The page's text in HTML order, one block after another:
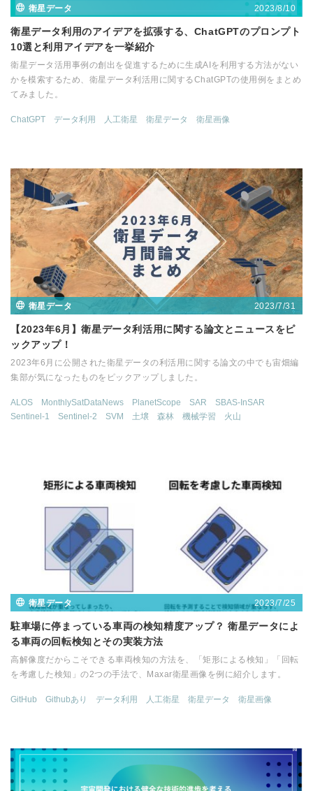
衛星データ 2023/8/10
衛星データ利用のアイデアを拡張する、ChatGPTのプロンプト
10選と利用アイデアを一挙紹介
衛星データ活用事例の創出を促進するために生成AIを利用する方法がない
かを模索するため、衛星データ利活用に関するChatGPTの使用例をまとめ
てみました。
ChatGPT データ利用 人工衛星 衛星データ 衛星画像
衛星データ 2023/7/31
【2023年6月】衛星データ利活用に関する論文とニュースをピ
ックアップ！
2023年6月に公開された衛星データの利活用に関する論文の中でも宙畑編
集部が気になったものをピックアップしました。
ALOS MonthlySatDataNews PlanetScope SAR
SBAS-InSAR
Sentinel-1
Sentinel-2 SVM 土壌 森林 機械学習 火山
衛星データ 2023/7/25
駐車場に停まっている車両の検知精度アップ？ 衛星データによ
る車両の回転検知とその実装方法
高解像度だからこそできる車両検知の方法を、「矩形による検知」「回転
を考慮した検知」の2つの手法で、Maxar衛星画像を例に紹介します。
GitHub Githubあり データ利用 人工衛星 衛星データ 衛星画像